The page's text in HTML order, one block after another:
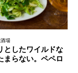
場
としたワイルドな
まらない。ペペロ